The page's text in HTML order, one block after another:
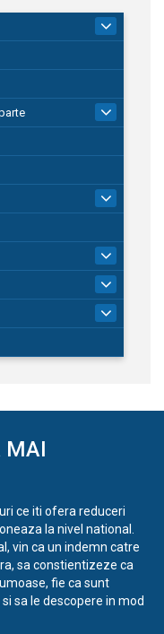
MAI
ce iti ofera reduceri
la nivel national.
vin ca un indemn catre
sa constientizeze ca
fie ca sunt
sa le descopere in mod